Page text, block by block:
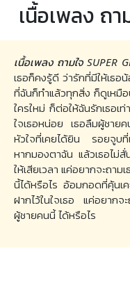
เนื้อเพลง ถา
เนื้อเพลง ถามใจ SUPER
เธอก็คงรู้ดี ว่ารักที่มีให้เธอน้
ที่ฉันก็ทำแล้วทุกสิ่ง ก็ดูเหมื
ใครใหม่ ก็ต่อให้ฉันรักเธอเ
ใจเธอหน่อย เธอลืมผู้ชาย
หัวใจที่เคยได้ยิน รอยจูบที่
หากมองตาฉัน แล้วเธอไม่สั่
ให้เสียเวลา แค่อยากจะถา
นี้ได้หรือไร อ้อมกอดที่คุ้นเ
ฝากไว้ในใจเธอ แค่อยาก
ผู้ชายคนนี้ ได้หรือไร